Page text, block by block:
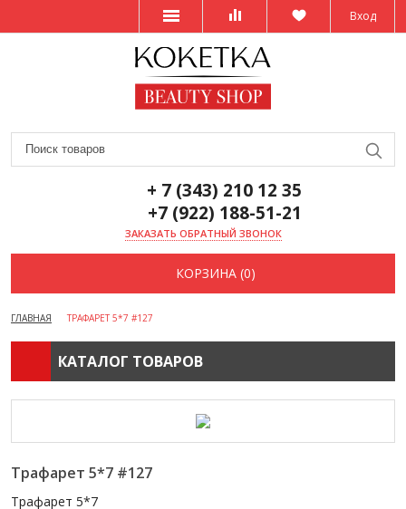
Вход
+ 7 (343) 210 12 35
+7 (922) 188-51-21
ЗАКАЗАТЬ ОБРАТНЫЙ ЗВОНОК
КОРЗИНА (0)
ГЛАВНАЯ ТРАФАРЕТ 5*7 #127
КАТАЛОГ ТОВАРОВ
Трафарет 5*7 #127
Трафарет 5*7